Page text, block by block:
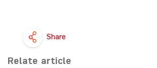
Share
Relate article